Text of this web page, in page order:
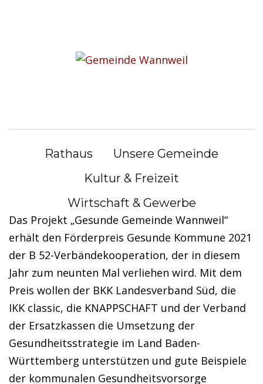
Rathaus
Unsere Gemeinde
Kultur & Freizeit
Wirtschaft & Gewerbe
Förderpreis für „Gesunde
v.l.n.r. Bürgermeister Dr. Christian Majer, Uwe
Das Projekt „Gesunde Gemeinde Wannweil“
erhält den Förderpreis Gesunde Kommune 2021
der B 52-Verbändekooperation, der in diesem
Jahr zum neunten Mal verliehen wird. Mit dem
Preis wollen der BKK Landesverband Süd, die
IKK classic, die KNAPPSCHAFT und der Verband
der Ersatzkassen die Umsetzung der
Gesundheitsstrategie im Land Baden-
Württemberg unterstützen und gute Beispiele
der kommunalen Gesundheitsvorsorge